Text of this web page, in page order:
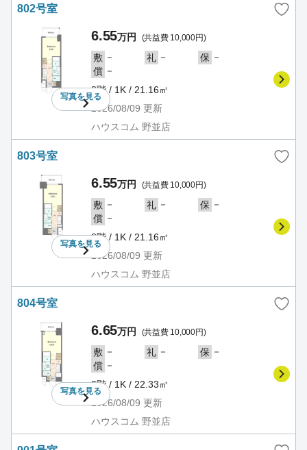
802号室
写真を見る
6.55万円 (共益費 10,000円)
敷 － 礼 － 保 －
償 －
8階 / 1K / 21.16㎡
2026/08/09 更新
ハウスコム 野並店
803号室
写真を見る
6.55万円 (共益費 10,000円)
敷 － 礼 － 保 －
償 －
8階 / 1K / 21.16㎡
2026/08/09 更新
ハウスコム 野並店
804号室
写真を見る
6.65万円 (共益費 10,000円)
敷 － 礼 － 保 －
償 －
8階 / 1K / 22.33㎡
2026/08/09 更新
ハウスコム 野並店